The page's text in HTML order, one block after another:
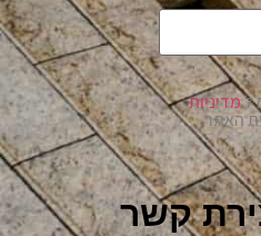
למדיניות
האתר.
קשר